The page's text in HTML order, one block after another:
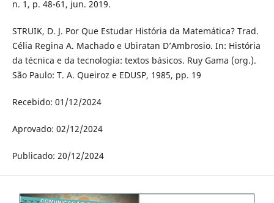
n. 1, p. 48-61, jun. 2019.
STRUIK, D. J. Por Que Estudar História da Matemática? Trad.
Célia Regina A. Machado e Ubiratan D’Ambrosio. In: História
da técnica e da tecnologia: textos básicos. Ruy Gama (org.).
São Paulo: T. A. Queiroz e EDUSP, 1985, pp. 19
Recebido: 01/12/2024
Aprovado: 02/12/2024
Publicado: 20/12/2024